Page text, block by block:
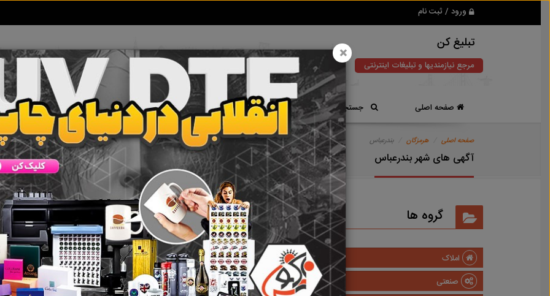
ورود / ثبت نام
تبلیغ کن
مرجع نیازمندیها و تبلیغات اینترنتی
صفحه اصلی جستجوی سریع تعرفه آگهی ها خبرهای سایت تماس با ما
صفحه اصلی هرمزگان بندرعباس
آگهی های شهر بندرعباس
نتیجه ای
گروه ها
املاک
صنعتی
×